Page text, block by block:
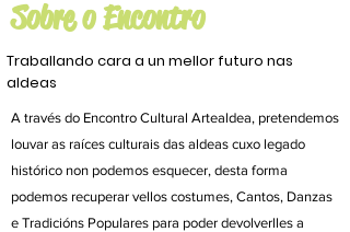
Sobre o Encontro
Traballando cara a un mellor futuro nas
aldeas
A través do Encontro Cultural Artealdea, pretendemos
louvar as raíces culturais das aldeas cuxo legado
histórico non podemos esquecer, desta forma
podemos recuperar vellos costumes, Cantos, Danzas
e Tradicións Populares para poder devolverlles a